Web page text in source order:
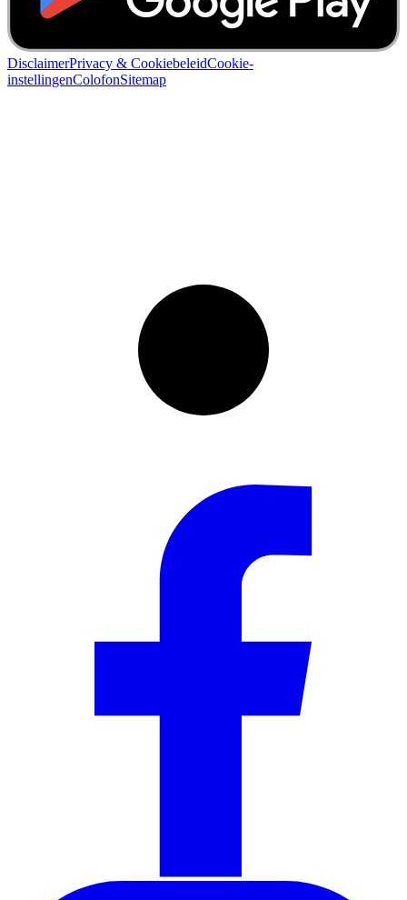
DisclaimerPrivacy & CookiebeleidCookie-
instellingenColofonSitemap